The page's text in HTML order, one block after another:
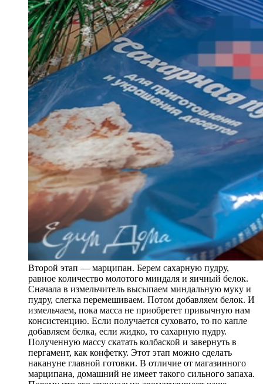
Второй этап — марципан. Берем сахарную пудру,
равное количество молотого миндаля и яичный белок.
Сначала в измельчитель высыпаем миндальную муку и
пудру, слегка перемешиваем. Потом добавляем белок. И
измельчаем, пока масса не приобретет привычную нам
консистенцию. Если получается суховато, то по капле
добавляем белка, если жидко, то сахарную пудру.
Полученную массу скатать колбаской и завернуть в
пергамент, как конфетку. Этот этап можно сделать
накануне главной готовки. В отличие от магазинного
марципана, домашний не имеет такого сильного запаха.